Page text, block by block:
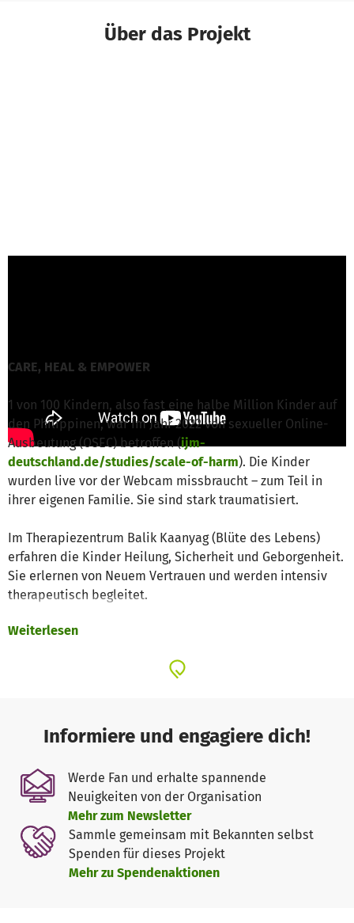
Über das Projekt
CARE, HEAL & EMPOWER
1 von 100 Kindern, also fast eine halbe Million Kinder auf
den Philippinen, war im Jahr 2022 von sexueller Online-
Ausbeutung (OSEC) betroffen (ijm-
deutschland.de/studies/scale-of-harm). Die Kinder
wurden live vor der Webcam missbraucht – zum Teil in
ihrer eigenen Familie. Sie sind stark traumatisiert.
Im Therapiezentrum Balik Kaanyag (Blüte des Lebens)
erfahren die Kinder Heilung, Sicherheit und Geborgenheit.
Sie erlernen von Neuem Vertrauen und werden intensiv
therapeutisch begleitet.
Jedes Kind ist willkommen, unabhängig von dessen
Betreuer*innen dabei, eine sichere, strukturierte und
entwicklungsfördernde Umgebung für Kinder zu schaffen,
durch traumasensible Erziehungs- und Familien-trainings.
Wir rüsten sie mit Wissen und Fähigkeiten im Umgang mit
Traumata aus, um den Bedürfnissen des Kindes
ganzheitlich zu begegnen.
Therapeutische Begleitung
Wir bringen Heilung und Wiederherstellung zu Kindern in
Weiterlesen
Informiere und engagiere dich!
Werde Fan und erhalte spannende
Neuigkeiten von der Organisation
Mehr zum Newsletter
Sammle gemeinsam mit Bekannten selbst
Spenden für dieses Projekt
Mehr zu Spendenaktionen